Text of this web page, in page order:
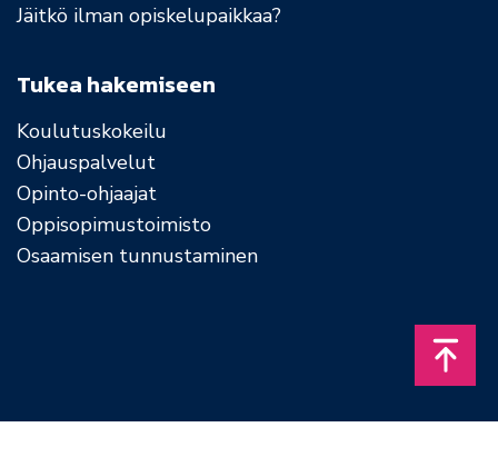
Jäitkö ilman opiskelupaikkaa?
Tukea hakemiseen
Koulutuskokeilu
Ohjauspalvelut
Opinto-ohjaajat
Oppisopimustoimisto
Osaamisen tunnustaminen